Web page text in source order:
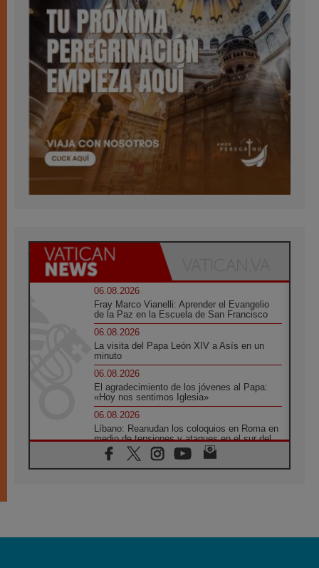
06.08.2026
Fray Marco Vianelli: Aprender el Evangelio
de la Paz en la Escuela de San Francisco
06.08.2026
La visita del Papa León XIV a Asís en un
minuto
06.08.2026
El agradecimiento de los jóvenes al Papa:
«Hoy nos sentimos Iglesia»
06.08.2026
Líbano: Reanudan los coloquios en Roma en
medio de tensiones y ataques en el sur del
país
06.08.2026